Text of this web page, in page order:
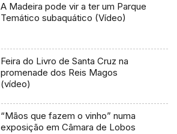
A Madeira pode vir a ter um Parque
Temático subaquático (Vídeo)
Feira do Livro de Santa Cruz na
promenade dos Reis Magos
(vídeo)
“Mãos que fazem o vinho” numa
exposição em Câmara de Lobos